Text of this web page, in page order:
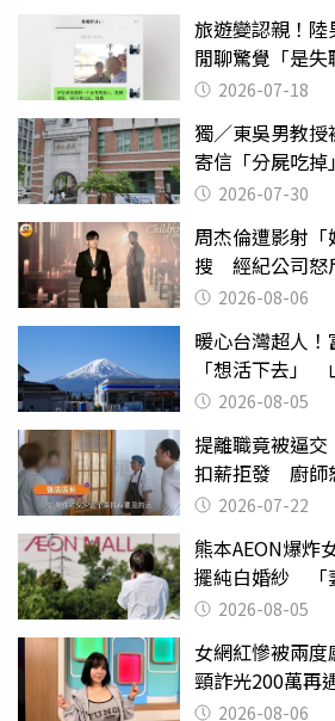
旅遊變認親！
閒聊驚覺「是
2026-07-18
獨／東吳男教
寄信「分屍吃
關 2026-07-30
周杰倫遭影射
搜 經紀公司怒
2026-08-06
暖心台灣超人
「想活下去」
台灣真的是寶島
2026-08-05
提離職竟被逼
扣薪拒發 廚師
2026-07-22
熊本AEON爆炸
擺純白婚紗 「
喊：無法想像
2026-08-05
女網紅慘被兩
頸詐光200萬再
2000萬」
2026-08-06